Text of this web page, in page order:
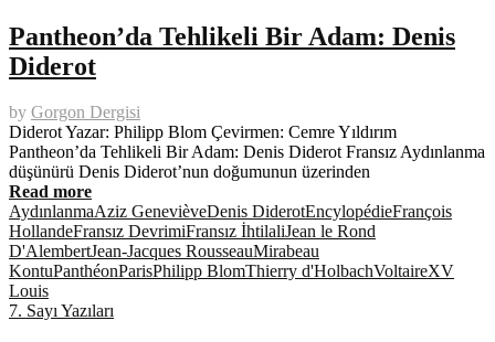
Pantheon’da Tehlikeli Bir Adam: Denis
Diderot
by Gorgon Dergisi
Diderot Yazar: Philipp Blom Çevirmen: Cemre Yıldırım
Pantheon’da Tehlikeli Bir Adam: Denis Diderot Fransız Aydınlanma
düşünürü Denis Diderot’nun doğumunun üzerinden
Read more
AydınlanmaAziz GenevièveDenis DiderotEncylopédieFrançois
HollandeFransız DevrimiFransız İhtilaliJean le Rond
D'AlembertJean-Jacques RousseauMirabeau
KontuPanthéonParisPhilipp BlomThierry d'HolbachVoltaireXV
Louis
7. Sayı Yazıları